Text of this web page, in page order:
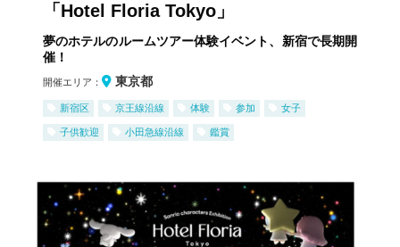
「Hotel Floria Tokyo」
夢のホテルのルームツアー体験イベント、新宿で長期開
催！
開催エリア： 東京都
新宿区 京王線沿線 体験 参加 女子
子供歓迎 小田急線沿線 鑑賞